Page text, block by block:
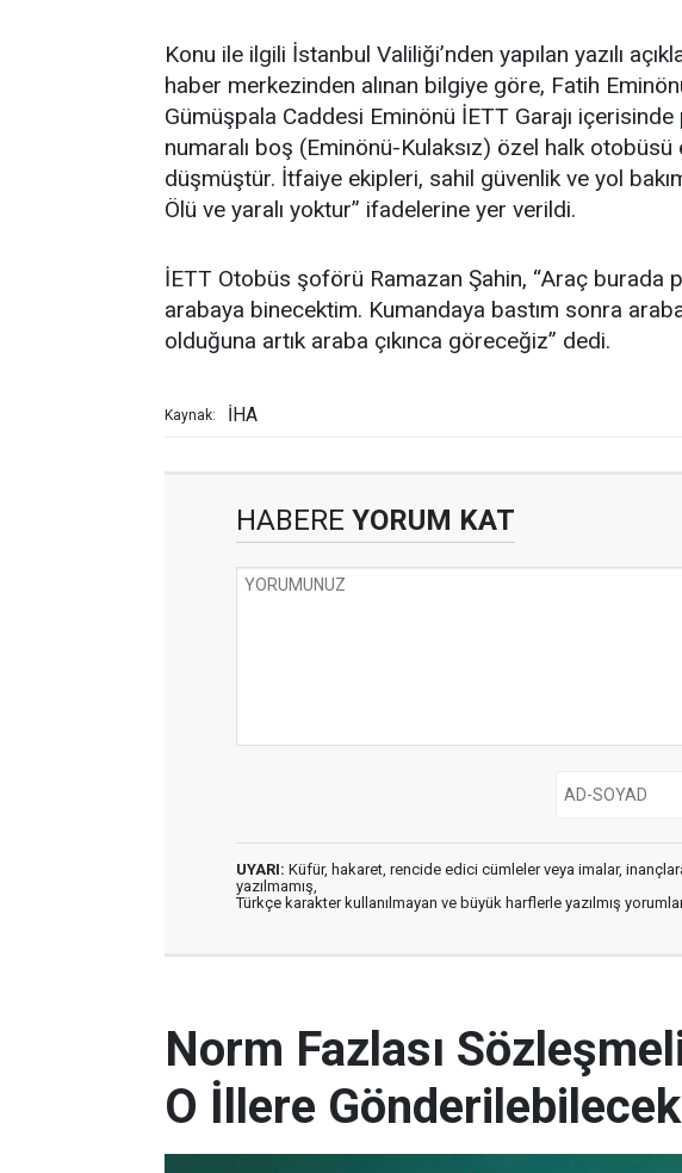
Konu ile ilgili İstanbul Valiliği’nden yapılan yazılı
haber merkezinden alınan bilgiye göre, Fatih
Gümüşpala Caddesi Eminönü İETT Garajı
numaralı boş (Eminönü-Kulaksız) özel halk
düşmüştür. İtfaiye ekipleri, sahil güvenlik ve yol
Ölü ve yaralı yoktur” ifadelerine yer verildi.
İETT Otobüs şoförü Ramazan Şahin, “Araç burada
arabaya binecektim. Kumandaya bastım sonra
olduğuna artık araba çıkınca göreceğiz” dedi.
Kaynak: İHA
HABERE YORUM KAT
UYARI: Küfür, hakaret, rencide edici cümleler veya imalar,
yazılmamış,
Türkçe karakter kullanılmayan ve büyük harflerle yazılmış
Norm Fazlası
O İllere Gönderilebilecek